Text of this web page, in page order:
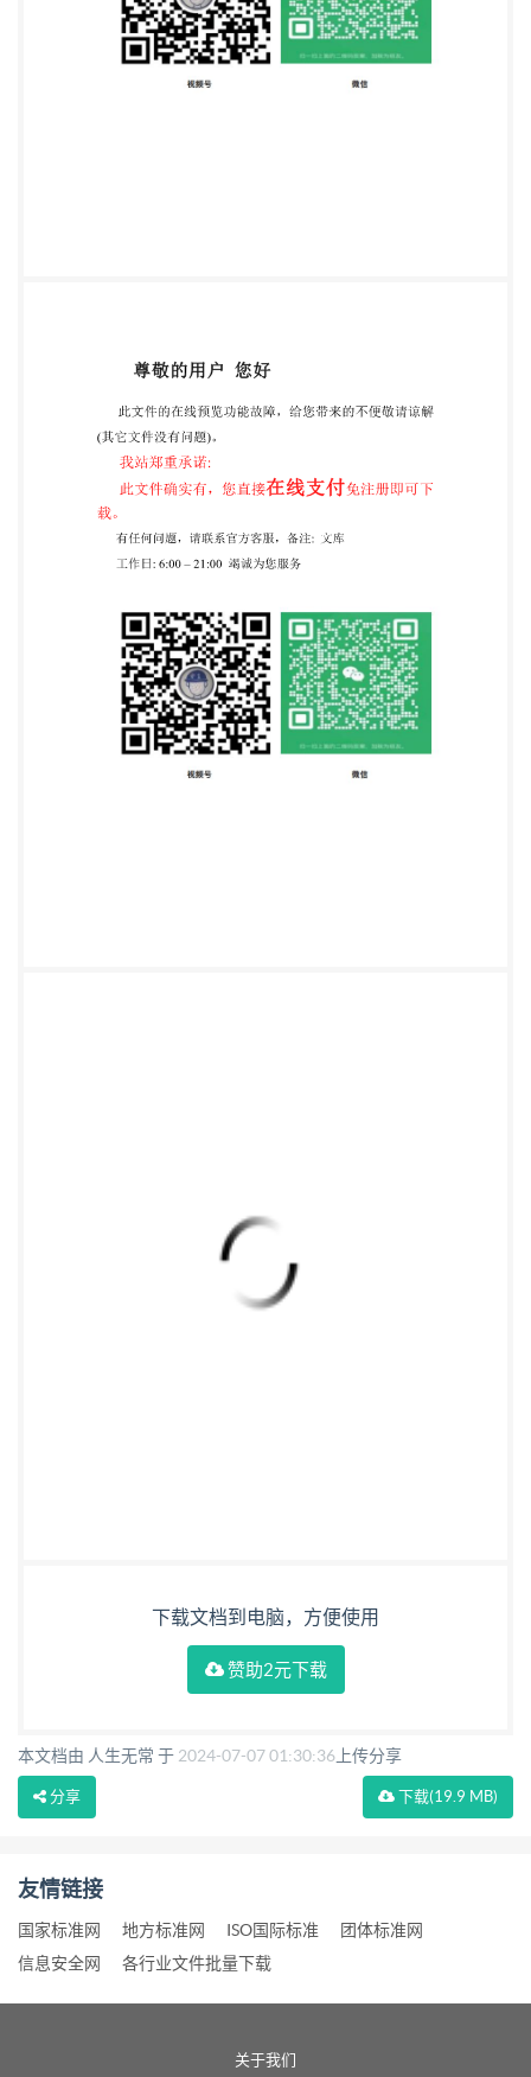
下载文档到电脑，方便使用
赞助2元下载
本文档由 人生无常 于 2024-07-07 01:30:36 上传分享
下载(19.9 MB)
分享
友情链接
国家标准网 地方标准网 ISO国际标准
团体标准网
信息安全网
各行业文件批量下载
关于我们